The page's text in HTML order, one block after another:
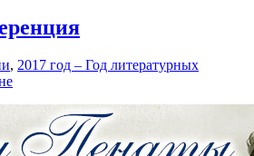
, 2017 год – Год литературных